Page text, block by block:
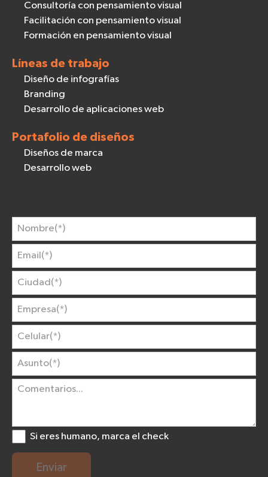
Consultoría con pensamiento visual
Facilitación con pensamiento visual
Formación en pensamiento visual
Líneas de trabajo
Diseño de infografías
Branding
Desarrollo de aplicaciones web
Portafolio de diseños
Diseños de marca
Desarrollo web
Si eres humano, marca el check
Enviar